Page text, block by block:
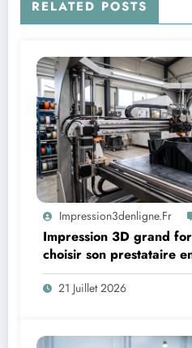
RELATED POSTS
Impression3denligne.fr
Impression 3D grand
choisir son prestataire
21 Juillet 2026